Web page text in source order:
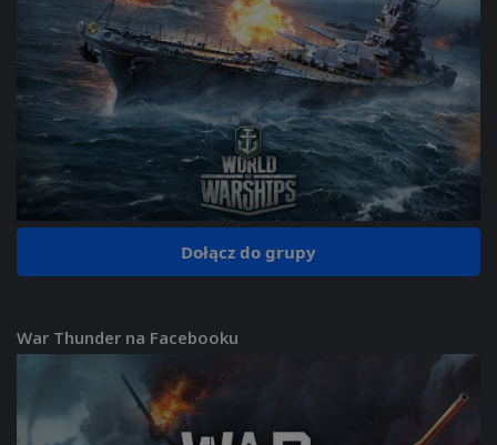
Dołącz do grupy
War Thunder na Facebooku